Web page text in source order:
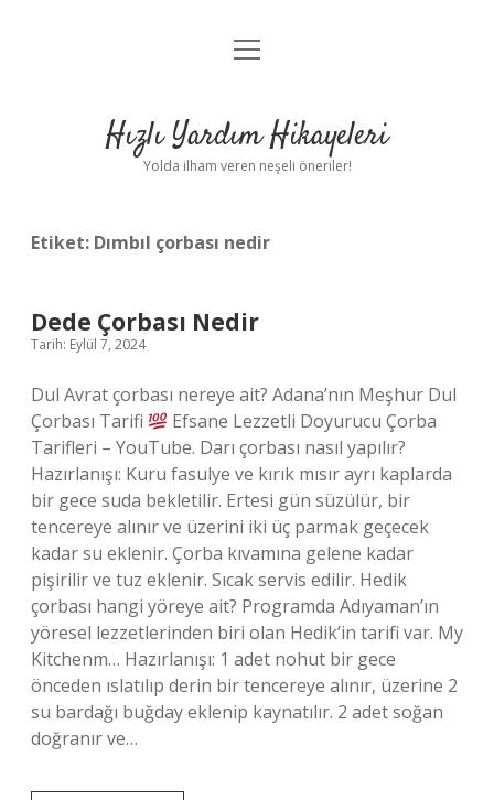
Anasayfa
Yasal Uyarı
menüyü
Hızlı Yardım Hikayeleri
Yolda ilham veren neşeli öneriler!
Etiket: Dımbıl çorbası nedir
Dede Çorbası Nedir
Tarih: Eylül 7, 2024
Dul Avrat çorbası nereye ait? Adana’nın Meşhur Dul
Çorbası Tarifi
Efsane Lezzetli Doyurucu Çorba
Tarifleri – YouTube. Darı çorbası nasıl yapılır?
Hazırlanışı: Kuru fasulye ve kırık mısır ayrı kaplarda
bir gece suda bekletilir. Ertesi gün süzülür, bir
tencereye alınır ve üzerini iki üç parmak geçecek
kadar su eklenir. Çorba kıvamına gelene kadar
pişirilir ve tuz eklenir. Sıcak servis edilir. Hedik
çorbası hangi yöreye ait? Programda Adıyaman’ın
yöresel lezzetlerinden biri olan Hedik’in tarifi var. My
Kitchenm… Hazırlanışı: 1 adet nohut bir gece
önceden ıslatılıp derin bir tencereye alınır, üzerine 2
su bardağı buğday eklenip kaynatılır. 2 adet soğan
doğranır ve…